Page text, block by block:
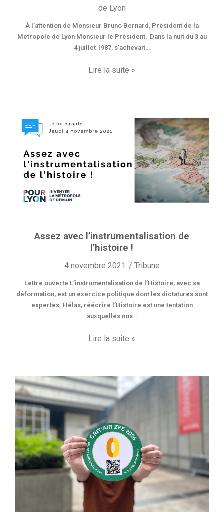
de Lyon
À l’attention de Monsieur Bruno Bernard, Président de la
Métropole de Lyon Monsieur le Président, Dans la nuit du 3 au
4 juillet 1987, s’achevait…
Lire la suite »
Assez avec l’instrumentalisation de
l’histoire !
4 novembre 2021 Tribune
Lettre ouverte L’instrumentalisation de l’Histoire, avec sa
déformation, est un exercice politique dont les dictatures sont
expertes. Hélas, réécrire l’Histoire est une tentation
auxquelles nos…
Lire la suite »